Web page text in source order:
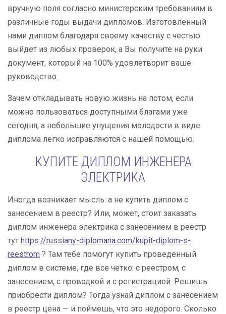
вручную поля согласно министерским требованиям в
различные годы выдачи дипломов. Изготовленный
нами диплом благодаря своему качеству с честью
выйдет из любых проверок, а Вы получите на руки
документ, который на 100% удовлетворит ваше
руководство.
Зачем откладывать новую жизнь на потом, если
можно пользоваться доступными благами уже
сегодня, а небольшие упущения молодости в виде
диплома легко исправляются с нашей помощью.
КУПИТЕ ДИПЛОМ ИНЖЕНЕРА
ЭЛЕКТРИКА
Иногда возникает мысль: а не купить диплом с
занесением в реестр? Или, может, стоит заказать
диплом инженера электрика с занесением в реестр
тут https://russiany-diplomana.com/kupit-diplom-s-
reestrom ? Там тебе помогут купить проведенный
диплом в системе, где все четко: с реестром, с
занесением, с проводкой и с регистрацией. Решишь
приобрести диплом? Тогда узнай диплом с занесением
в реестр цена — и поймешь, что это недорого. Сколько